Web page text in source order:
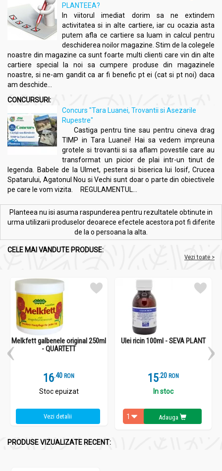
PLANTEEA?
In viitorul imediat dorim sa ne extindem
activitatea si in alte cartiere, iar cu ocazia asta
putem afla ce cartiere sa luam in calcul pentru
deschiderea noilor magazine. Stim de la colegele
noastre din magazine ca sunt foarte multi clienti care vin din alte
cartiere special la noi sa cumpere produse din magazinele
noastre, si ne-am gandit ca ar fi benefic pt ei (cat si pt noi) daca
am deschide...
CONCURSURI:
Concurs "Tara Luanei, Trovantii si Asezarile
Rupestre"
Castiga pentru tine sau pentru cineva drag
TIMP in Tara Luanei! Hai sa vedem impreuna
grotele si trovantii si sa aflam povestile care au
transformat un picior de plai intr-un tinut de
legenda. Babele de la Ulmet, pestera si biserica lui Iosif, Crucea
Spatarului, Agatonul Nou si Vechi sunt doar o parte din obiectivele
pe care le vom vizita. REGULAMENTUL...
Planteea nu isi asuma raspunderea pentru rezultatele obtinute in
urma utilizarii produselor deoarece efectele acestora pot fi diferite
de la o persoana la alta.
CELE MAI VANDUTE PRODUSE:
Vezi toate >
Melkfett galbenele original 250ml
- QUARTETT
16.4 RON
Stoc epuizat
Vezi detalii
Ulei ricin 100ml - SEVA PLANT
15.2 RON
In stoc
Adauga
PRODUSE VIZUALIZATE RECENT: